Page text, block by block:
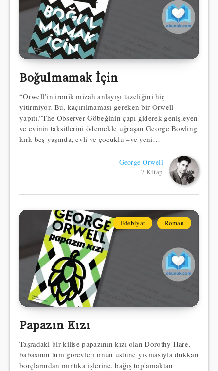
Boğulmamak İçin
“Orwell’in ironik mizah anlayışı tazeliğini hiç
yitirmiyor. Bu, kaçırılmaması gereken bir Orwell
yapıtı.”The Observer Göbeğinin çapı giderek genişleyen
ve evinin taksitlerini ödemekle uğraşan George Bowling
kırk beş yaşında, evli ve çocuklu –ve yeni…
George Orwell
7 Kitap
Edebiyat Roman
Papazın Kızı
Taşradaki bir kilise papazının kızı olan Dorothy Hare,
babasının tüm görevleri onun üstüne yıkmasıyla dükkân
borçlarından mıntıka işlerine, bağış toplamaktan